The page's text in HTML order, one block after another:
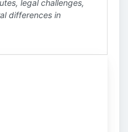
legal challenges,
differences in